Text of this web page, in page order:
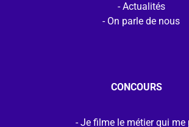
Actualités
On parle de nous
CONCOURS
Je filme le métier qui me